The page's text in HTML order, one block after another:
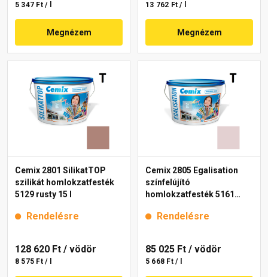
5 347 Ft / l
Megnézem
13 762 Ft / l
Megnézem
Cemix 2801 SilikatTOP
szilikát homlokzatfesték
5129 rusty 15 l
Rendelésre
128 620 Ft / vödör
8 575 Ft / l
Cemix 2805 Egalisation
színfelújító
homlokzatfesték 5161
Rendelésre
85 025 Ft / vödör
5 668 Ft / l